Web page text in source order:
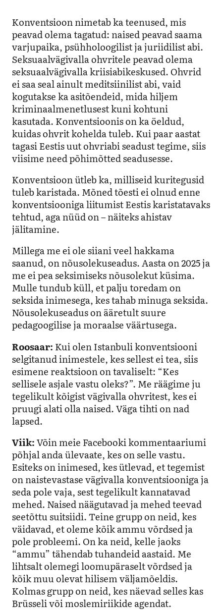
Konventsioon nimetab ka teenused, mis
peavad olema tagatud: naised peavad saama
varjupaika, psühholoogilist ja juriidilist abi.
Seksuaalvägivalla ohvritele peavad olema
seksuaalvägivalla kriisiabikeskused. Ohvrid
ei saa seal ainult meditsiinilist abi, vaid
kogutakse ka asitõendeid, mida hiljem
kriminaalmenetlusest kuni kohtuni
kasutada. Konventsioonis on ka öeldud,
kuidas ohvrit kohelda tuleb. Kui paar aastat
tagasi Eestis uut ohvriabi seadust tegime, siis
viisime need põhimõtted seadusesse.
Konventsioon ütleb ka, milliseid kuritegusid
tuleb karistada. Mõned tõesti ei olnud enne
konventsiooniga liitumist Eestis karistatavaks
tehtud, aga nüüd on – näiteks ahistav
jälitamine.
Millega me ei ole siiani veel hakkama
saanud, on nõusolekuseadus. Aasta on 2025 ja
me ei pea seksimiseks nõusolekut küsima.
Mulle tundub küll, et palju toredam on
seksida inimesega, kes tahab minuga seksida.
Nõusolekuseadus on ääretult suure
pedagoogilise ja moraalse väärtusega.
Roosaar: Kui olen Istanbuli konventsiooni
selgitanud inimestele, kes sellest ei tea, siis
esimene reaktsioon on tavaliselt: “Kes
sellisele asjale vastu oleks?”. Me räägime ju
tegelikult kõigist vägivalla ohvritest, kes ei
pruugi alati olla naised. Väga tihti on nad
lapsed.
Viik:Võin meie Facebooki kommentaariumi
põhjal anda ülevaate, kes on selle vastu.
Esiteks on inimesed, kes ütlevad, et tegemist
on naistevastase vägivalla konventsiooniga ja
seda pole vaja, sest tegelikult kannatavad
mehed. Naised näägutavad ja mehed teevad
seetõttu suitsiidi. Teine grupp on neid, kes
väidavad, et oleme kõik ammu võrdsed ja
pole probleemi. On ka neid, kelle jaoks
“ammu” tähendab tuhandeid aastaid. Me
lihtsalt olemegi loomupäraselt võrdsed ja
kõik muu olevat hilisem väljamõeldis.
Kolmas grupp on neid, kes näevad selles kas
Brüsseli või moslemiriikide agendat.